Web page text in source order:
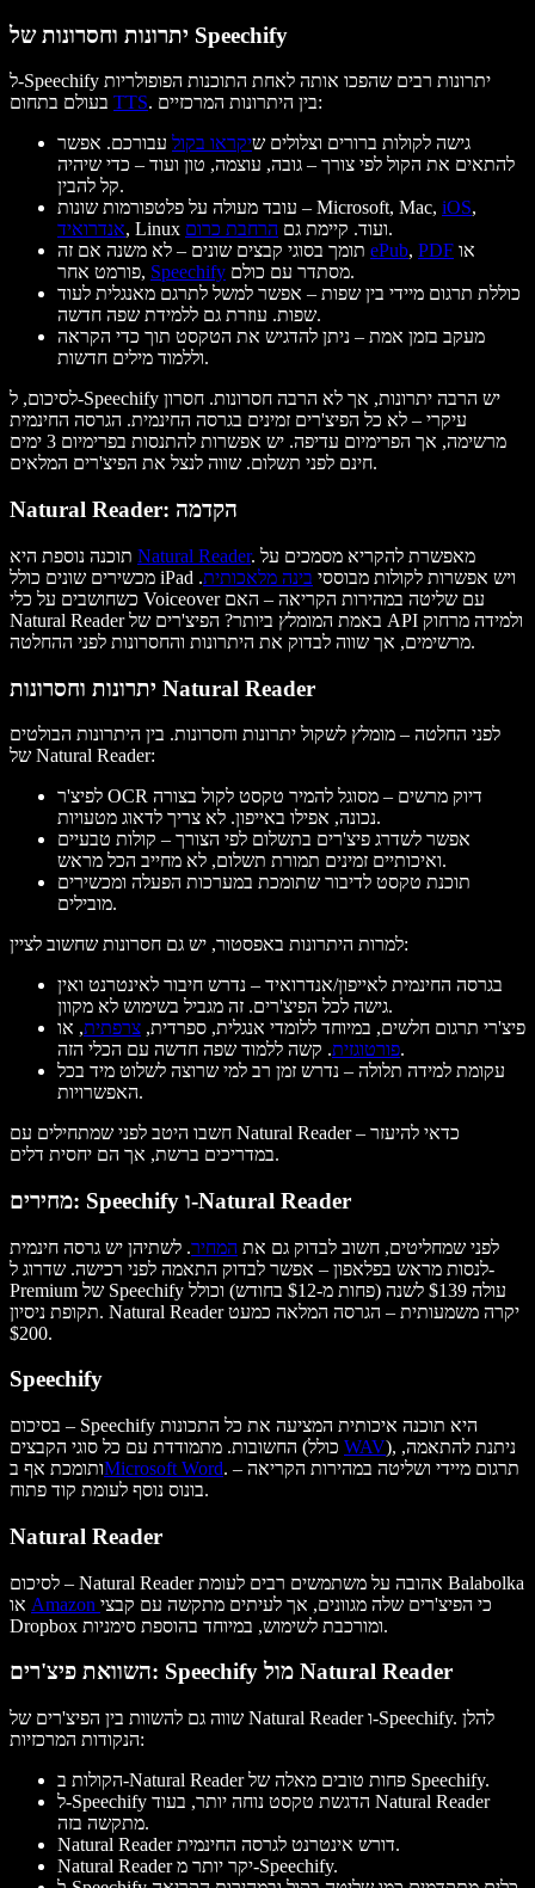
יתרונות וחסרונות של Speechify
ל-Speechify יתרונות רבים שהפכו אותה לאחת התוכנות הפופולריות
TTS
. בין היתרונות המרכזיים:
גישה לקולות ברורים וצלולים שיקראו בקול עבורכם. אפשר
להתאים את הקול לפי צורך – גובה, עוצמה, טון ועוד – כדי שיהיה
קל להבין.
עובד מעולה על פלטפורמות שונות – Microsoft, Mac, iOS,
אנדרואיד
, Linux ועוד. קיימת גם הרחבת כרום
.
ePub, PDF
פורמט אחר, Speechify
מסתדר עם כולם.
כוללת תרגום מיידי בין שפות – אפשר למשל לתרגם מאנגלית לעוד
שפות. עוזרת גם ללמידת שפה חדשה.
מעקב בזמן אמת – ניתן להדגיש את הטקסט תוך כדי הקראה
וללמוד מילים חדשות.
לסיכום, ל-Speechify יש הרבה יתרונות, אך לא הרבה חסרונות. חסרון
עיקרי – לא כל הפיצ'רים זמינים בגרסה החינמית. הגרסה החינמית
מרשימה, אך הפרימיום עדיפה. יש אפשרות להתנסות בפרימיום 3 ימים
חינם לפני תשלום. שווה לנצל את הפיצ'רים המלאים.
Natural Reader: הקדמה
Natural Reader. מאפשרת להקריא מסמכים על
מכשירים שונים כולל iPad ויש אפשרות לקולות מבוססי בינה מלאכותית.
כשחושבים על כלי Voiceover עם שליטה במהירות הקריאה – האם
Natural Reader באמת המומלץ ביותר? הפיצ'רים של API ולמידה מרחוק
מרשימים, אך שווה לבדוק את היתרונות והחסרונות לפני ההחלטה.
יתרונות וחסרונות Natural Reader
לפני החלטה – מומלץ לשקול יתרונות וחסרונות. בין היתרונות הבולטים
של Natural Reader:
לפיצ'ר OCR דיוק מרשים – מסוגל להמיר טקסט לקול בצורה
נכונה, אפילו באייפון. לא צריך לדאוג מטעויות.
אפשר לשדרג פיצ'רים בתשלום לפי הצורך – קולות טבעיים
ואיכותיים זמינים תמורת תשלום, לא מחייב הכל מראש.
תוכנת טקסט לדיבור שתומכת במערכות הפעלה ומכשירים
מובילים.
למרות היתרונות באפסטור, יש גם חסרונות שחשוב לציין:
בגרסה החינמית לאייפון/אנדרואיד – נדרש חיבור לאינטרנט ואין
גישה לכל הפיצ'רים. זה מגביל בשימוש לא מקוון.
פיצ'רי תרגום חלשים, במיוחד ללומדי אנגלית, ספרדית, צרפתית, או
פורטוגזית. קשה ללמוד שפה חדשה עם הכלי הזה.
עקומת למידה תלולה – נדרש זמן רב למי שרוצה לשלוט מיד בכל
האפשרויות.
חשבו היטב לפני שמתחילים עם Natural Reader – כדאי להיעזר
במדריכים ברשת, אך הם יחסית דלים.
מחירים: Speechify ו-Natural Reader
לפני שמחליטים, חשוב לבדוק גם את המחיר. לשתיהן יש גרסה חינמית
לנסות מראש בפלאפון – אפשר לבדוק התאמה לפני רכישה. שדרוג ל-
Premium של Speechify עולה $139 לשנה (פחות מ-$12 בחודש) וכולל
תקופת ניסיון. Natural Reader יקרה משמעותית – הגרסה המלאה כמעט
$200.
Speechify
בסיכום – Speechify היא תוכנה איכותית המציעה את כל התכונות
WAV), ניתנת להתאמה,
ותומכת אף בMicrosoft Word. תרגום מיידי ושליטה במהירות הקריאה –
בונוס נוסף לעומת קוד פתוח.
Natural Reader
לסיכום – Natural Reader אהובה על משתמשים רבים לעומת Balabolka
Amazon כי הפיצ'רים שלה מגוונים, אך לעיתים מתקשה עם קבצי
Dropbox ומורכבת לשימוש, במיוחד בהוספת סימניות.
השוואת פיצ'רים: Speechify מול Natural Reader
שווה גם להשוות בין הפיצ'רים של Natural Reader ו-Speechify. להלן
הנקודות המרכזיות:
הקולות ב-Natural Reader פחות טובים מאלה של Speechify.
ל-Speechify הדגשת טקסט נוחה יותר, בעוד Natural Reader
מתקשה בזה.
Natural Reader דורש אינטרנט לגרסה החינמית.
Natural Reader יקר יותר מ-Speechify.